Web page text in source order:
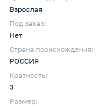
Взрослая
Под заказ:
Нет
Страна происхождения:
РОССИЯ
Кратность:
3
Размер: